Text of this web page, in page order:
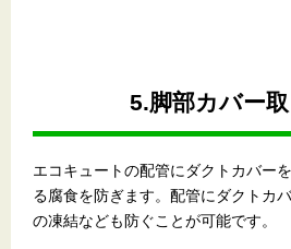
5.脚部カバー
エコキュートの配管にダクトカバー
る腐食を防ぎます。配管にダクトカ
の凍結なども防ぐことが可能です。